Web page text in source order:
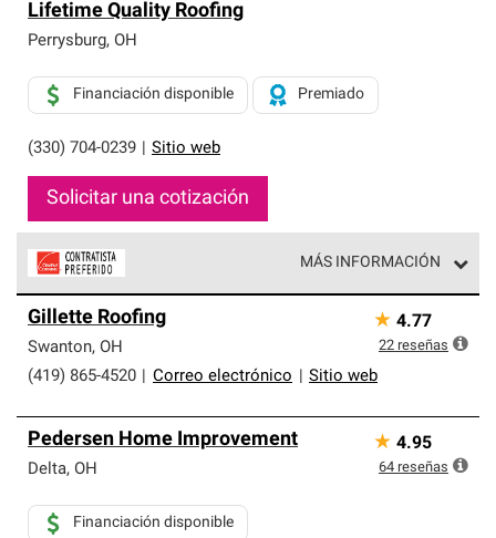
Lifetime Quality Roofing
Perrysburg, OH
(330) 704-0239 Sitio web
Financiación disponible Premiado
Solicitar una cotización
MÁS INFORMACIÓN
parte de una red exclusiva de profesionales de techos
que cumplen con altos estándares y requisitos estrictos
de profesionalismo y confiabilidad.
Gillette Roofing
Swanton, OH
(419) 865-4520
Correo electrónico Sitio web
★ 4.77
22 reseñas
Pedersen Home Improvement
Delta, OH
Financiación disponible
★ 4.95
64 reseñas